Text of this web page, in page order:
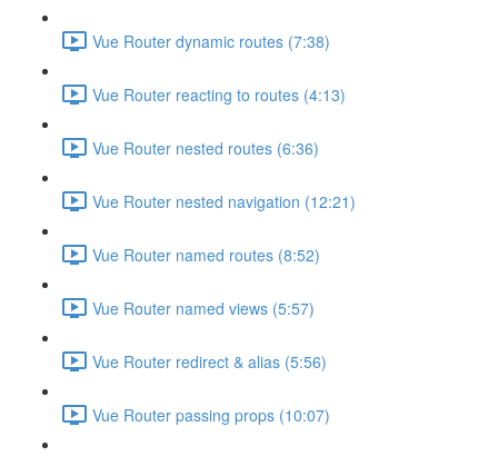
Vue Router dynamic routes (7:38)
Vue Router reacting to routes (4:13)
Vue Router nested routes (6:36)
Vue Router nested navigation (12:21)
Vue Router named routes (8:52)
Vue Router named views (5:57)
Vue Router redirect & alias (5:56)
Vue Router passing props (10:07)